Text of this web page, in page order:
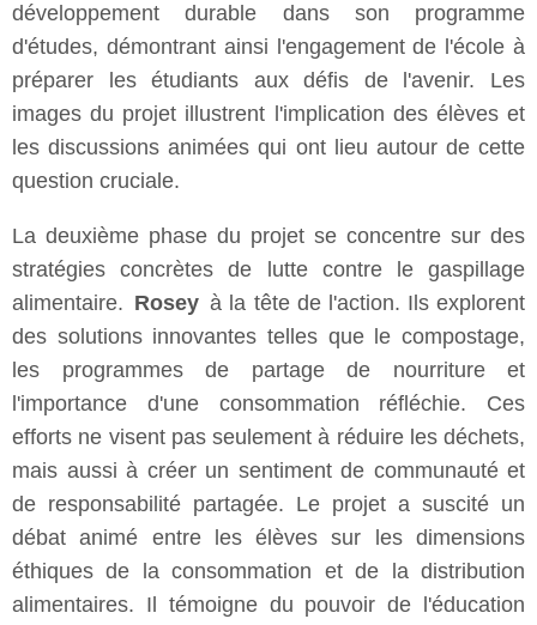
développement durable dans son programme
d'études, démontrant ainsi l'engagement de l'école à
préparer les étudiants aux défis de l'avenir. Les
images du projet illustrent l'implication des élèves et
les discussions animées qui ont lieu autour de cette
question cruciale.
La deuxième phase du projet se concentre sur des
stratégies concrètes de lutte contre le gaspillage
alimentaire. Rosey à la tête de l'action. Ils explorent
des solutions innovantes telles que le compostage,
les programmes de partage de nourriture et
l'importance d'une consommation réfléchie. Ces
efforts ne visent pas seulement à réduire les déchets,
mais aussi à créer un sentiment de communauté et
de responsabilité partagée. Le projet a suscité un
débat animé entre les élèves sur les dimensions
éthiques de la consommation et de la distribution
alimentaires. Il témoigne du pouvoir de l'éducation